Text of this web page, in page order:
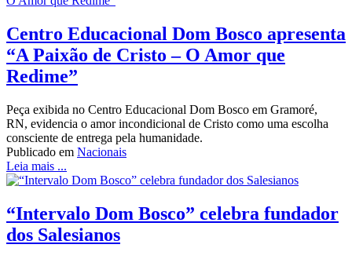
Centro Educacional Dom Bosco apresenta
“A Paixão de Cristo – O Amor que
Redime”
Peça exibida no Centro Educacional Dom Bosco em Gramoré,
RN, evidencia o amor incondicional de Cristo como uma escolha
consciente de entrega pela humanidade.
Publicado em Nacionais
Leia mais ...
“Intervalo Dom Bosco” celebra fundador
dos Salesianos